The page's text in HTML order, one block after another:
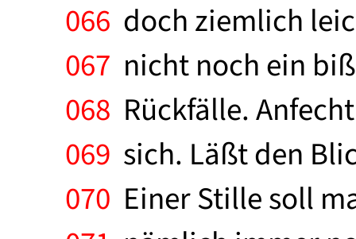
066 doch ziemlich
067 nicht noch ein
068 Rückfälle.
069 sich. Läßt den
070 Einer Stille soll